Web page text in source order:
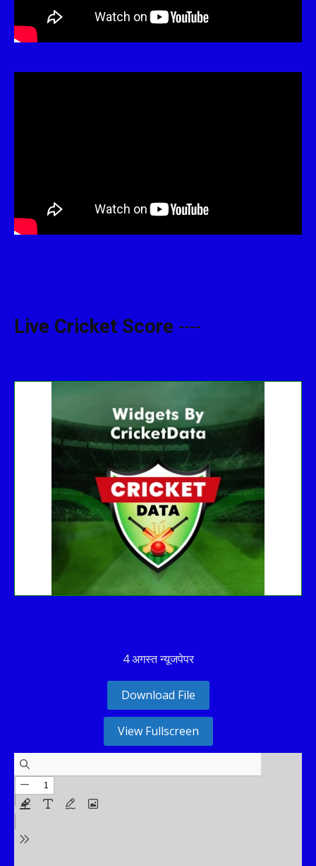
Live Cricket Score ----
No live matches found.
See recent results
See fixtures
4 अगस्त न्यूजपेपर
Download File
View Fullscreen